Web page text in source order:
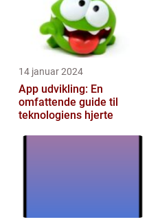
14 januar 2024
App udvikling: En
omfattende guide til
teknologiens hjerte